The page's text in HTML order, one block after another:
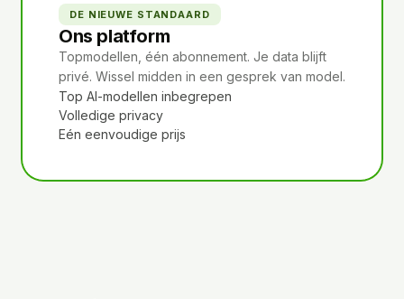
DE NIEUWE STANDAARD
Ons platform
Topmodellen, één abonnement. Je data blijft
privé. Wissel midden in een gesprek van model.
Top AI-modellen inbegrepen
Volledige privacy
Eén eenvoudige prijs